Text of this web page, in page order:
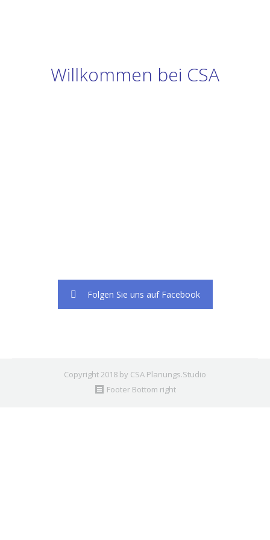
Willkommen bei CSA
Folgen Sie uns auf Facebook
Copyright 2018 by CSA Planungs.Studio
Footer Bottom right